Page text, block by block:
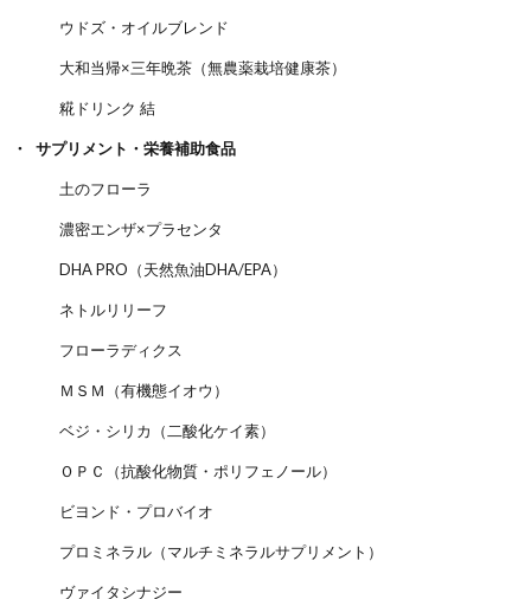
ウドズ・オイルブレンド
大和当帰×三年晩茶（無農薬栽培健康茶）
糀ドリンク 結
サプリメント・栄養補助食品
土のフローラ
濃密エンザ×プラセンタ
DHA PRO（天然魚油DHA/EPA）
ネトルリリーフ
フローラディクス
ＭＳＭ（有機態イオウ）
ベジ・シリカ（二酸化ケイ素）
ＯＰＣ（抗酸化物質・ポリフェノール）
ビヨンド・プロバイオ
プロミネラル（マルチミネラルサプリメント）
ヴァイタシナジー